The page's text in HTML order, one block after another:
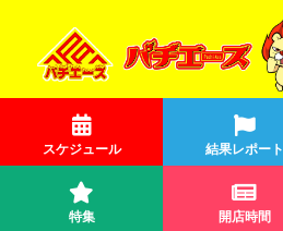
スケジュール 結果レポート
特集 開店時間